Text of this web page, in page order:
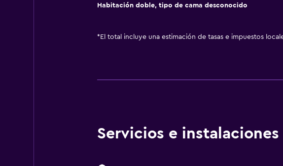
Habitación doble, tipo de cama desconocido
* El total incluye una estimación de tasas e impuestos
Servicios e instalaciones